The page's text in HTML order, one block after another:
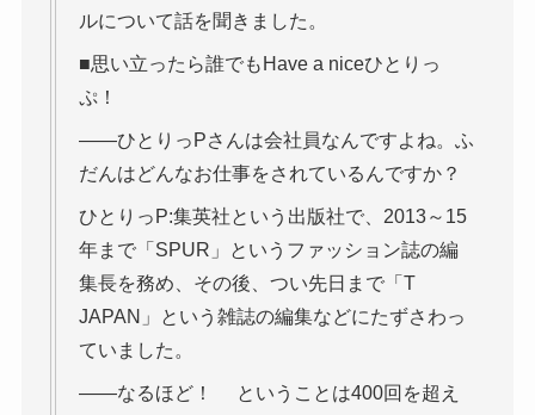
ルについて話を聞きました。
■思い立ったら誰でもHave a niceひとりっ
ぷ！
――ひとりっPさんは会社員なんですよね。ふ
だんはどんなお仕事をされているんですか？
ひとりっP:集英社という出版社で、2013～15
年まで「SPUR」というファッション誌の編
集長を務め、その後、つい先日まで「T
JAPAN」という雑誌の編集などにたずさわっ
ていました。
――なるほど！ ということは400回を超え